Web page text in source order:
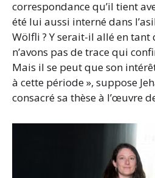
correspondance qu’il tient
été lui aussi interné dans
Wölfli ? Y serait-il allé en tant
n’avons pas de trace qui
Mais il se peut que son
à cette période », suppose
consacré sa thèse à l’œuvre